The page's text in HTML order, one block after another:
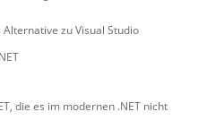
zu Visual Studio
die es im modernen .NET nicht